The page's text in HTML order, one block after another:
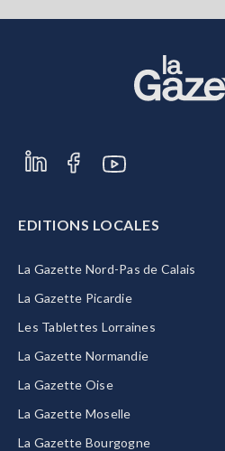
EDITIONS LOCALES
La Gazette Nord-Pas de Calais
La Gazette Picardie
Les Tablettes Lorraines
La Gazette Normandie
La Gazette Oise
La Gazette Moselle
La Gazette Bourgogne